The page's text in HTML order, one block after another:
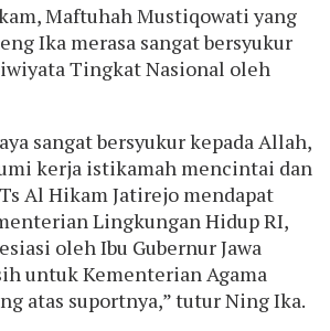
Maftuhah Mustiqowati yang
Ika merasa sangat bersyukur
Tingkat Nasional oleh
sangat bersyukur kepada Allah,
kerja istikamah mencintai dan
Al Hikam Jatirejo mendapat
Lingkungan Hidup RI,
oleh Ibu Gubernur Jawa
untuk Kementerian Agama
atas suportnya,” tutur Ning Ika.